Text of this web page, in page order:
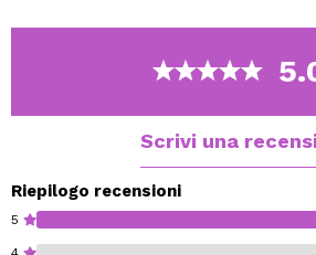
Scrivi una
Riepilogo recensioni
5